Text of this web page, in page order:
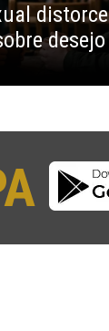
distorce
desejo